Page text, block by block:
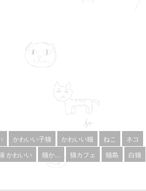
かわいい子猫 かわいい猫 ねこ
ネコ
かわいい 猫か... 猫カフェ 猫島
白猫